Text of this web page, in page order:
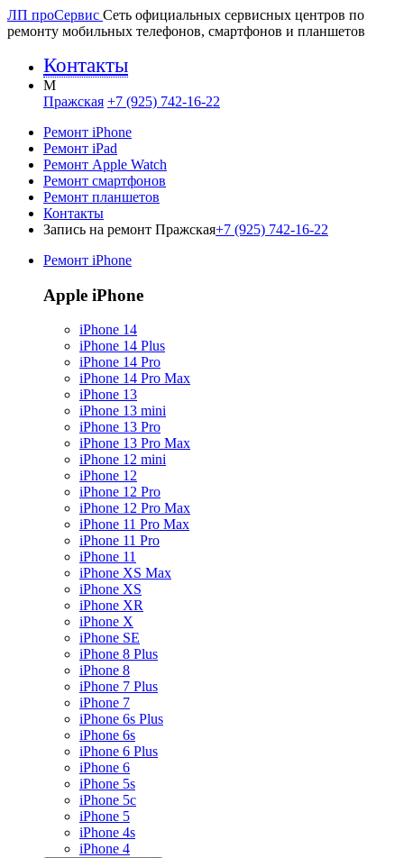
ЛП проСервис Сеть официальных сервисных центров по
ремонту мобильных телефонов, смартфонов и планшетов
Контакты
M
Пражская +7 (925) 742-16-22
Ремонт iPhone
Ремонт iPad
Ремонт Apple Watch
Ремонт смартфонов
Ремонт планшетов
Контакты
Запись на ремонт Пражская+7 (925) 742-16-22
Ремонт iPhone
Apple iPhone
iPhone 14
iPhone 14 Plus
iPhone 14 Pro
iPhone 14 Pro Max
iPhone 13
iPhone 13 mini
iPhone 13 Pro
iPhone 13 Pro Max
iPhone 12 mini
iPhone 12
iPhone 12 Pro
iPhone 12 Pro Max
iPhone 11 Pro Max
iPhone 11 Pro
iPhone 11
iPhone XS Max
iPhone XS
iPhone XR
iPhone X
iPhone SE
iPhone 8 Plus
iPhone 8
iPhone 7 Plus
iPhone 7
iPhone 6s Plus
iPhone 6s
iPhone 6 Plus
iPhone 6
iPhone 5s
iPhone 5c
iPhone 5
iPhone 4s
iPhone 4